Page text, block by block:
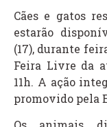
Cães e gatos
estarão
(17), durante
Feira Livre da
11h. A ação
promovido pela